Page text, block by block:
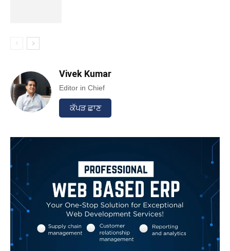
Vivek Kumar
Editor in Chief
ਕੱਪੜ ਛਾਣ